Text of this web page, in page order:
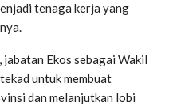
tenaga kerja yang
Ekos sebagai Wakil
untuk membuat
dan melanjutkan lobi